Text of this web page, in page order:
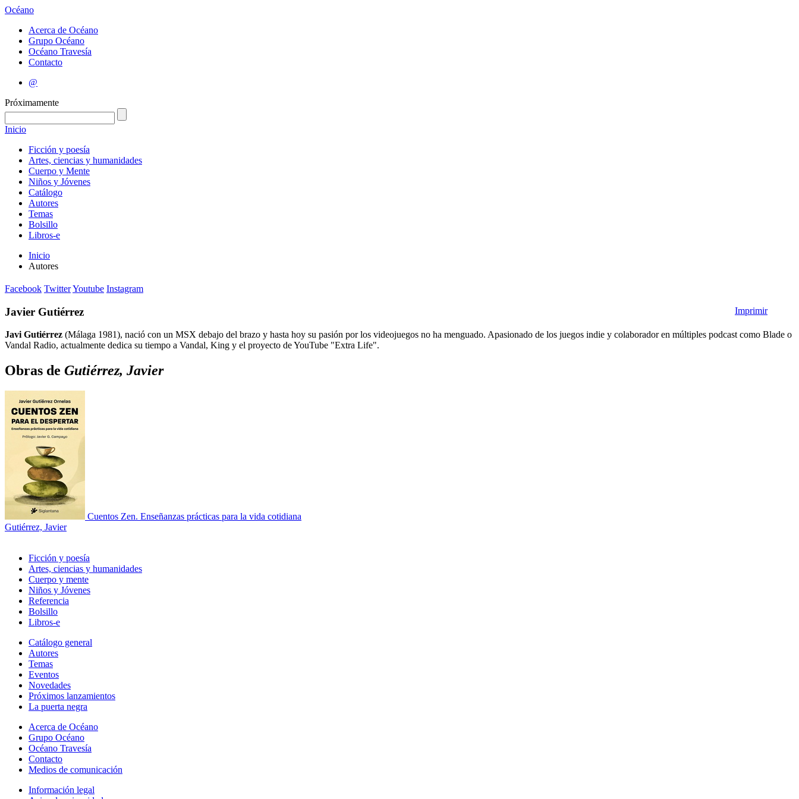
Océano
Acerca de Océano
Grupo Océano
Océano Travesía
Contacto
@
Próximamente
Inicio
Ficción y poesía
Artes, ciencias y humanidades
Cuerpo y Mente
Niños y Jóvenes
Catálogo
Autores
Temas
Bolsillo
Libros-e
Inicio
Autores
Facebook TwitterYoutube Instagram
Imprimir
Javier Gutiérrez
Javi Gutiérrez (Málaga 1981), nació con un MSX debajo del brazo y hasta hoy su pasión por los videojuegos no ha menguado. Apasionado de los juegos indie y colaborador en múltiples podcast como Blade o
Vandal Radio, actualmente dedica su tiempo a Vandal, King y el proyecto de YouTube "Extra Life".
Obras de Gutiérrez, Javier
Cuentos Zen. Enseñanzas prácticas para la vida cotidiana
Gutiérrez, Javier
Ficción y poesía
Artes, ciencias y humanidades
Cuerpo y mente
Niños y Jóvenes
Referencia
Bolsillo
Libros-e
Catálogo general
Autores
Temas
Eventos
Novedades
Próximos lanzamientos
La puerta negra
Acerca de Océano
Grupo Océano
Océano Travesía
Contacto
Medios de comunicación
Información legal